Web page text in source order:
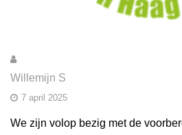
Willemijn S
7 april 2025
We zijn volop bezig met de